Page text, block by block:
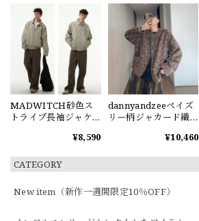
CATEGORY
New item（新作一週間限定10％OFF）
MADWITCH砂色ス
トライプ長袖ジャケ
¥8,590
dannyandzeeペイズ
リー柄ジャカード織
¥10,460